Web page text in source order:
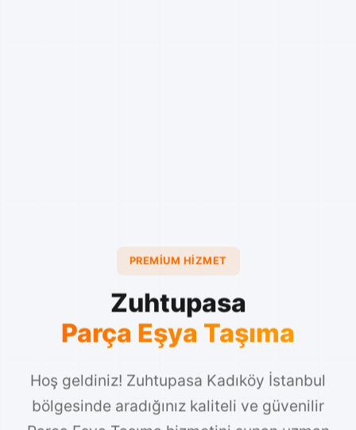
PREMIUM HIZMET
Zuhtupasa
Parça Eşya Taşıma
Hoş geldiniz! Zuhtupasa Kadıköy İstanbul
bölgesinde aradığınız kaliteli ve güvenilir
Parça Eşya Taşıma hizmetini sunan uzman